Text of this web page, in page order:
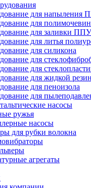
для напыления
для
для заливки ППУ
для литья
для силикона
для
для
для жидкой
для пеноизола
для
насосы
ружья
насосы
для рубки волокна
агрегаты